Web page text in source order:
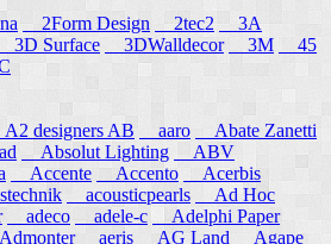
2Form Design 2tec2
3A
3D Surface 3DWalldecor 3M
45
designers AB aaro
Abate Zanetti
Absolut Lighting
ABV
Accente Accento
Acerbis
acousticpearls
Ad Hoc
adeco adele-c
Adelphi Paper
aeris AG Land Agape